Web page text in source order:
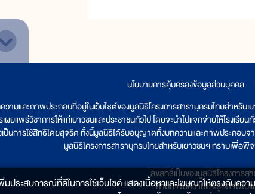
นโยบายการคุ้มครองข้อมูลส่วนบุคคล
วามและภาพประกอบที่อยู่ในเว็บไซต์ของมูลนิธิโครงการสารานุกรมไทยสำหรั
เผยแพร่วิชาการให้แก่เยาวชนและประชาชนทั่วไป โดยจะนำไปแจกจ่ายให้โรง
ป็นการใช้สิทธิโดยสุจริต ทั้งนี้มูลนิธิได้รับอนุญาตทั้งบทความและภาพประกอบจา
มูลนิธิโครงการสารานุกรมไทยสำหรับเยาวชนฯ ทราบเพื่อ
ลิขสิทธิ์เป็นของมูลนิธิโครงการส
ห้ามนำข้อความและรูปภาพไป
มประสบการณ์ที่ดีในการใช้เว็บไซต์ แสดงเนื้อหาและโฆษณาให้ตรงกับควา